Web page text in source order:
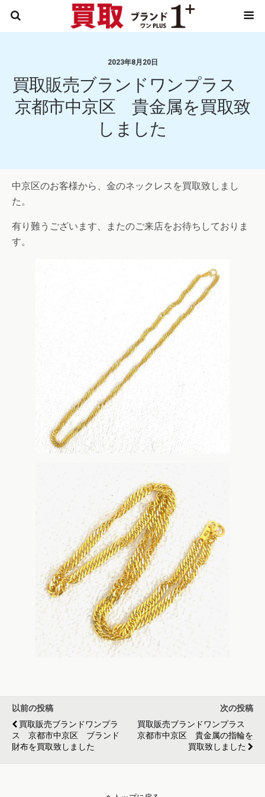
2023年8月20日
買取販売ブランドワンプラス
京都市中京区 貴金属を買取致
しました
中京区のお客様から、金のネックレスを買取致しまし
た。
有り難うございます、またのご来店をお待ちしておりま
す。
以前の投稿
買取販売ブランドワンプラ
ス 京都市中京区 ブランド
財布を買取致しました
次の投稿
買取販売ブランドワンプラス
京都市中京区 貴金属の指輪を
買取致しました